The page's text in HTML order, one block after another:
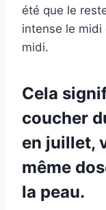
été que le
intense le midi
midi.
Cela
coucher
en juillet,
même
la peau.